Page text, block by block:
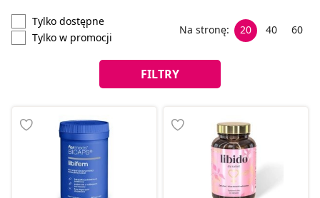
Tylko dostępne
Tylko w promocji
Na stronę: 20 40 60
FILTRY